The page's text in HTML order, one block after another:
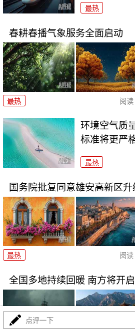
最热
春耕春播气象服务全面启动
最热 阅读
环境空气质
标准将更严
最热
国务院批复同意雄安高新区
最热 阅读
全国多地持续回暖 南方将开
点评一下